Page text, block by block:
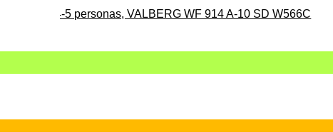
para 4-5 personas, VALBERG WF 914 A-10 SD W566C